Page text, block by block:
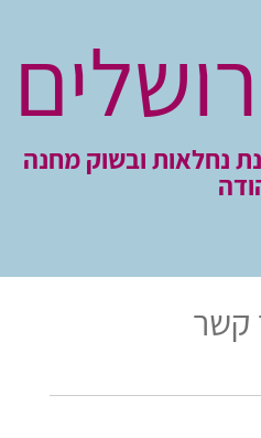
נחלאות ובשוק מחנה
קשר